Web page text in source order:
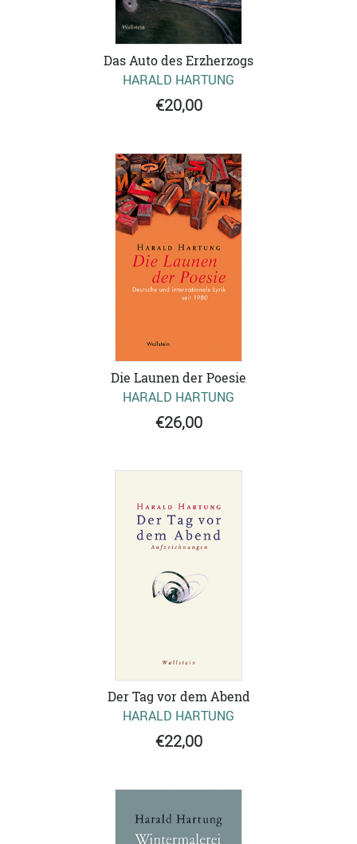
Das Auto des Erzherzogs
HARALD HARTUNG
€20,00
Die Launen der Poesie
HARALD HARTUNG
€26,00
Der Tag vor dem Abend
HARALD HARTUNG
€22,00